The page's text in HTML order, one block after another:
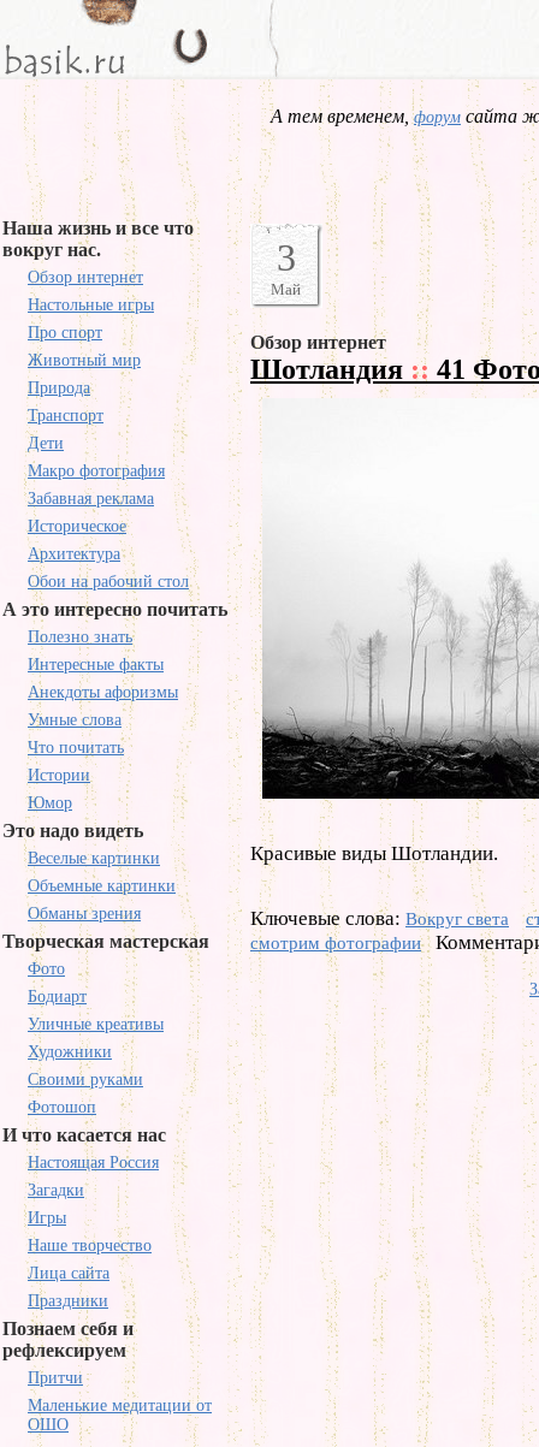
А тем временем,форум сайта
Наша жизнь и все что
вокруг нас.
Обзор интернет
Настольные игры
Про спорт
Животный мир
Природа
Транспорт
Дети
Макро фотография
Забавная реклама
Историческое
Архитектура
Обои на рабочий стол
А это интересно почитать
Полезно знать
Интересные факты
Анекдоты афоризмы
Умные слова
Что почитать
Истории
Юмор
Это надо видеть
Веселые картинки
Объемные картинки
Обманы зрения
Творческая мастерская
Фото
Бодиарт
Уличные креативы
Художники
Своими руками
Фотошоп
И что касается нас
Настоящая Россия
Загадки
Игры
Наше творчество
Лица сайта
Праздники
Познаем себя и
рефлексируем
Притчи
Маленькие медитации от
ОШО
3
Май
Обзор интернет
Шотландия :: 41
Красивые виды Шотландии.
Ключевые слова: Вокруг света
смотрим фотографии